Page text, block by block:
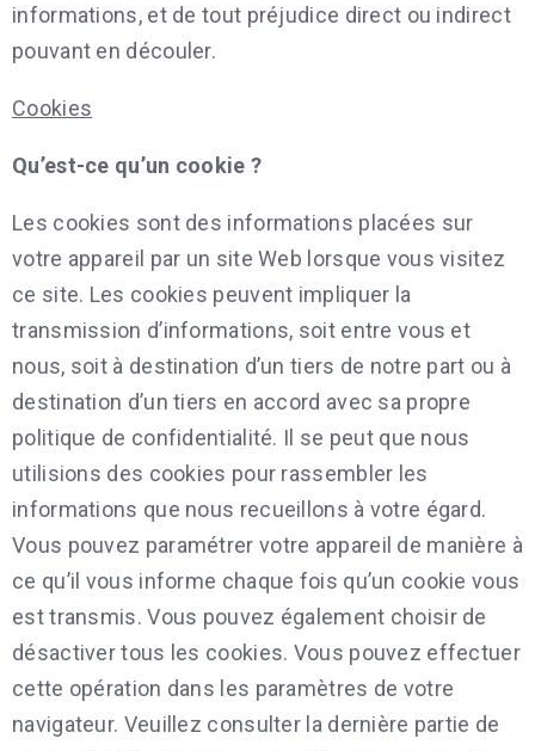
informations, et de tout préjudice direct ou indirect
pouvant en découler.
Cookies
Qu’est-ce qu’un cookie ?
Les cookies sont des informations placées sur
votre appareil par un site Web lorsque vous visitez
ce site. Les cookies peuvent impliquer la
transmission d’informations, soit entre vous et
nous, soit à destination d’un tiers de notre part ou à
destination d’un tiers en accord avec sa propre
politique de confidentialité. Il se peut que nous
utilisions des cookies pour rassembler les
informations que nous recueillons à votre égard.
Vous pouvez paramétrer votre appareil de manière à
ce qu’il vous informe chaque fois qu’un cookie vous
est transmis. Vous pouvez également choisir de
désactiver tous les cookies. Vous pouvez effectuer
cette opération dans les paramètres de votre
navigateur. Veuillez consulter la dernière partie de